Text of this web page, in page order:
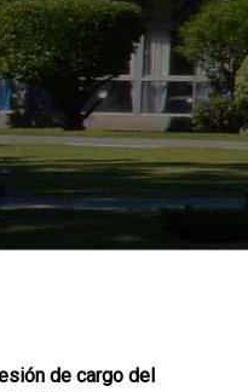
de cargo del